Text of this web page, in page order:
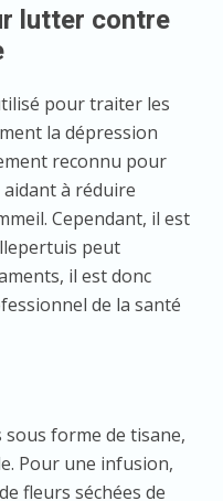
lutter contre
pour traiter les
la dépression
reconnu pour
à réduire
Cependant, il est
peut
il est donc
de la santé
forme de tisane,
Pour une infusion,
fleurs séchées de